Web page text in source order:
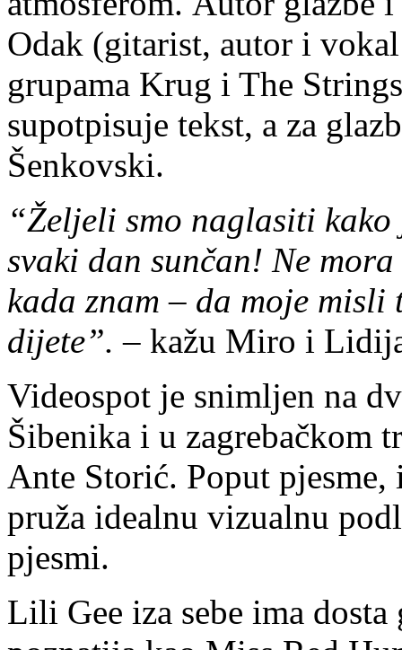
Odak (gitarist, autor i
grupama Krug i The
supotpisuje tekst, a za
Šenkovski.
“Željeli smo naglasiti
svaki dan sunčan! Ne
kada znam – da moje
dijete”. – kažu Miro i
Videospot je snimljen na
Šibenika i u zagrebačkom
Ante Storić. Poput
pruža idealnu vizualnu
pjesmi.
Lili Gee iza sebe ima